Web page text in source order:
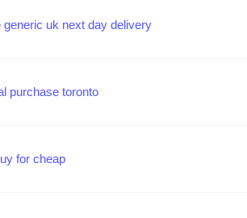
generic uk next day delivery
purchase toronto
for cheap